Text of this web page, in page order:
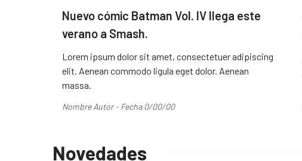
Nuevo cómic Batman Vol. IV llega este
verano a Smash.
Lorem ipsum dolor sit amet, consectetuer adipiscing
elit. Aenean commodo ligula eget dolor. Aenean
massa.
Nombre Autor - Fecha 0/00/00
Novedades